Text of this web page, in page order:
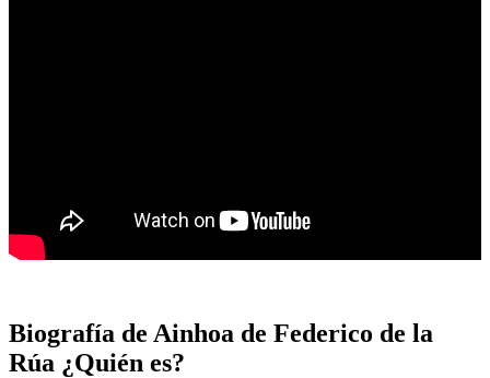
Biografía de Ainhoa de Federico de la
Rúa ¿Quién es?